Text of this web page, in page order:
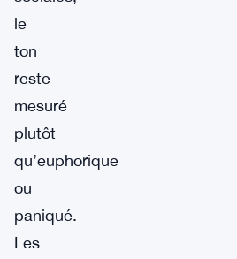
le
ton
reste
mesuré
plutôt
qu’euphorique
ou
paniqué.
Les